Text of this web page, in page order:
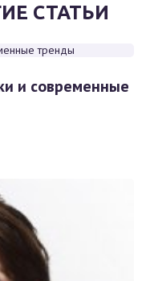
СТАТЬИ
и современные